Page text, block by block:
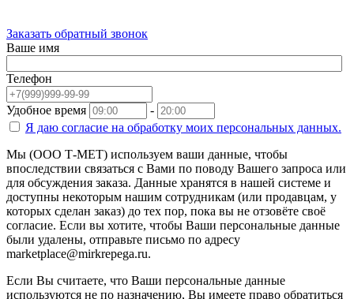
Заказать обратный звонок
Ваше имя
Телефон
Удобное время
-
Я даю согласие на обработку моих персональных данных.
Мы (ООО Т-МЕТ) используем ваши данные, чтобы
впоследствии связаться с Вами по поводу Вашего запроса или
для обсуждения заказа. Данные хранятся в нашей системе и
доступны некоторым нашим сотрудникам (или продавцам, у
которых сделан заказ) до тех пор, пока вы не отзовёте своё
согласие. Если вы хотите, чтобы Ваши персональные данные
были удалены, отправьте письмо по адресу
marketplace@mirkrepega.ru.
Если Вы считаете, что Ваши персональные данные
используются не по назначению, Вы имеете право обратиться